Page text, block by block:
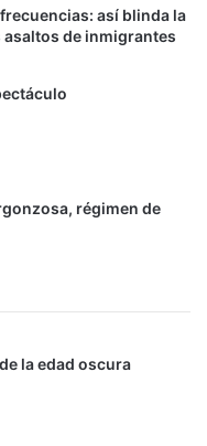
así blinda la
asaltos de inmigrantes
régimen de
la edad oscura